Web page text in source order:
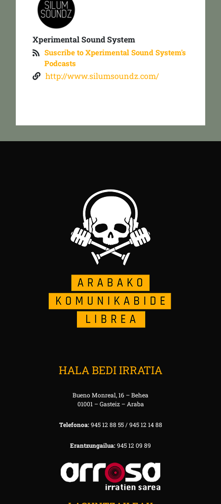
Xperimental Sound System
Suscribe to Xperimental Sound System's
Podcasts
http://www.silumsoundz.com/
HALA BEDI IRRATIA
Bueno Monreal, 16 – Behea
01001 – Gasteiz – Araba
Telefonoa:945 12 88 55 / 945 12 14 88
Erantzungailua:945 12 09 89